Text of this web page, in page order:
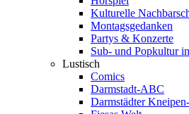
Kulturelle
Montagsgedanken
Partys & Konzerte
Sub- und Popkultur
Lustisch
Comics
Darmstadt-ABC
Darmstädter